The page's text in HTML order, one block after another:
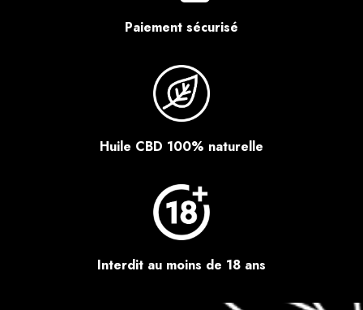
Paiement sécurisé
Huile CBD 100% naturelle
Interdit au moins de 18 ans